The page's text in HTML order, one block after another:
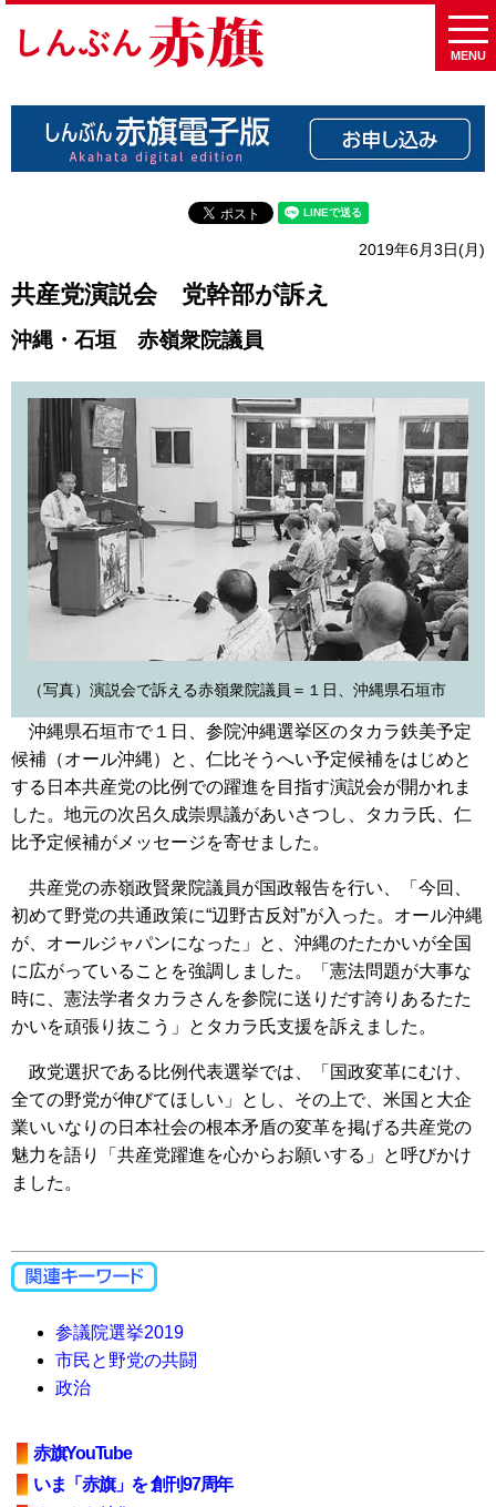
MENU
2019年6月3日(月)
共産党演説会 党幹部が訴え
沖縄・石垣 赤嶺衆院議員
（写真）演説会で訴える赤嶺衆院議員＝１日、沖縄県石垣市
沖縄県石垣市で１日、参院沖縄選挙区のタカラ鉄美予定
候補（オール沖縄）と、仁比そうへい予定候補をはじめと
する日本共産党の比例での躍進を目指す演説会が開かれま
した。地元の次呂久成崇県議があいさつし、タカラ氏、仁
比予定候補がメッセージを寄せました。
共産党の赤嶺政賢衆院議員が国政報告を行い、「今回、
初めて野党の共通政策に“辺野古反対”が入った。オール沖縄
が、オールジャパンになった」と、沖縄のたたかいが全国
に広がっていることを強調しました。「憲法問題が大事な
時に、憲法学者タカラさんを参院に送りだす誇りあるたた
かいを頑張り抜こう」とタカラ氏支援を訴えました。
政党選択である比例代表選挙では、「国政変革にむけ、
全ての野党が伸びてほしい」とし、その上で、米国と大企
業いいなりの日本社会の根本矛盾の変革を掲げる共産党の
魅力を語り「共産党躍進を心からお願いする」と呼びかけ
ました。
参議院選挙2019
市民と野党の共闘
政治
赤旗YouTube
いま「赤旗」を 創刊97周年